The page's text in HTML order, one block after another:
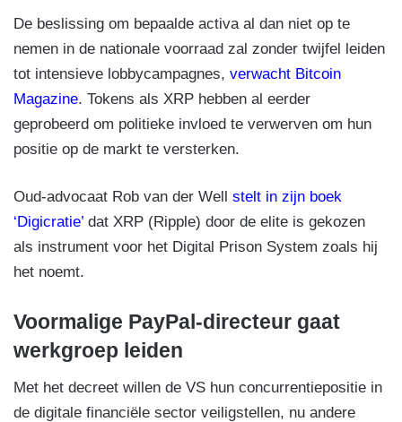
De beslissing om bepaalde activa al dan niet op te
nemen in de nationale voorraad zal zonder twijfel leiden
tot intensieve lobbycampagnes, verwacht Bitcoin
Magazine. Tokens als XRP hebben al eerder
geprobeerd om politieke invloed te verwerven om hun
positie op de markt te versterken.
Oud-advocaat Rob van der Well stelt in zijn boek
‘Digicratie’ dat XRP (Ripple) door de elite is gekozen
als instrument voor het Digital Prison System zoals hij
het noemt.
Voormalige PayPal-directeur gaat
werkgroep leiden
Met het decreet willen de VS hun concurrentiepositie in
de digitale financiële sector veiligstellen, nu andere